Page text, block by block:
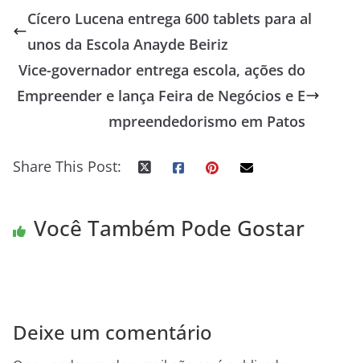
Cícero Lucena entrega 600 tablets para al
unos da Escola Anayde Beiriz
Vice-governador entrega escola, ações do
Empreender e lança Feira de Negócios e E
mpreendedorismo em Patos
Share This Post:
Você Também Pode Gostar
Deixe um comentário